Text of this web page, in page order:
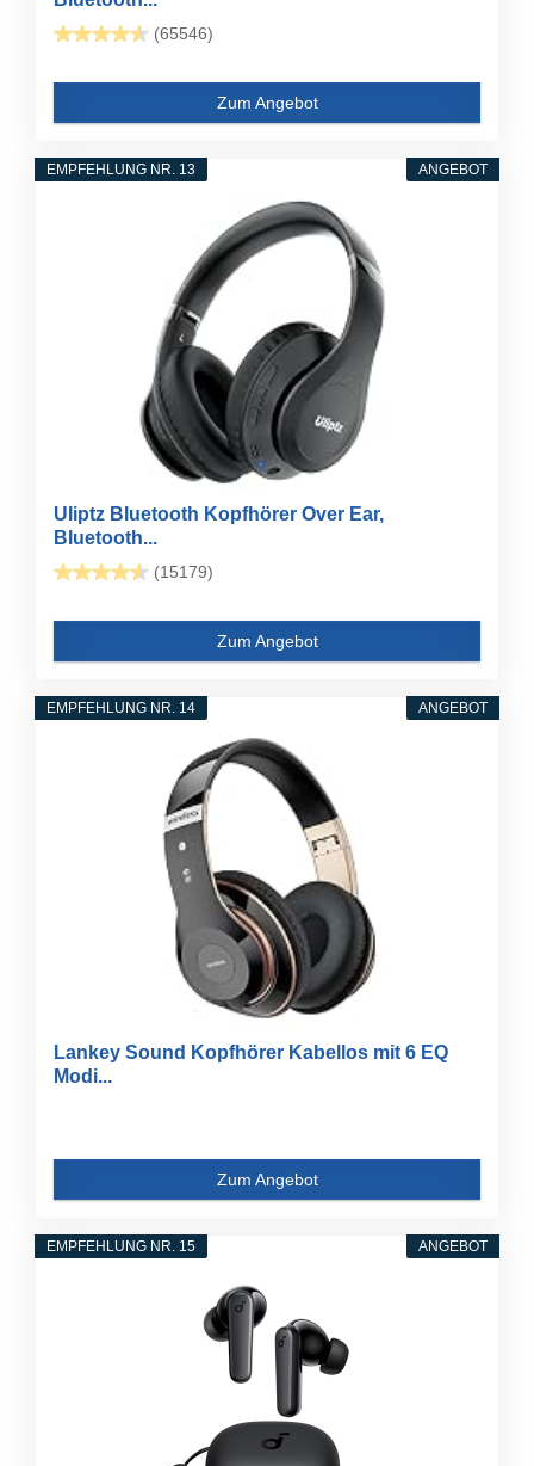
(65546)
Zum Angebot
ANGEBOT
EMPFEHLUNG NR. 13
Uliptz Bluetooth Kopfhörer Over Ear,
Bluetooth...
(15179)
Zum Angebot
ANGEBOT
EMPFEHLUNG NR. 14
Lankey Sound Kopfhörer Kabellos mit 6 EQ
Modi...
Zum Angebot
ANGEBOT
EMPFEHLUNG NR. 15